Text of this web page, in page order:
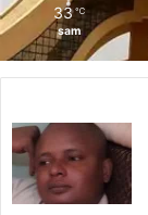
33 ℃
sam